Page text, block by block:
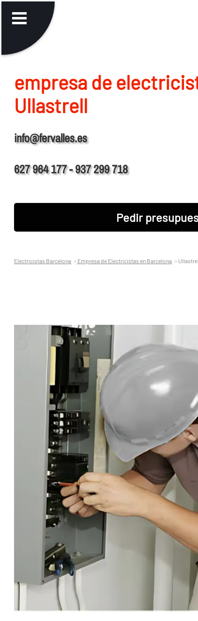
empresa de
Ullastrell
info@fervalles.es
627 964 177 - 937 299 718
Pedir
Electricistas Barcelona Empresa de Electricistas en Barcelona